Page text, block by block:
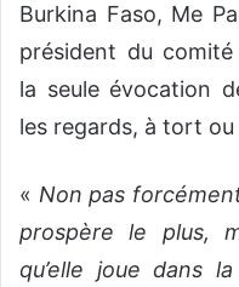
Burkina Faso, Me
président du comité
la seule évocation
les regards, à tort
« Non pas
prospère le plus,
qu’elle joue dans